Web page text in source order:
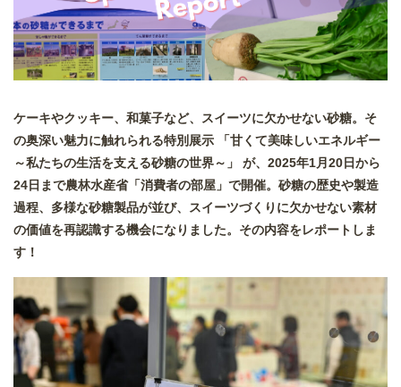
ケーキやクッキー、和菓子など、スイーツに欠かせない砂糖。そ
の奥深い魅力に触れられる特別展示 「甘くて美味しいエネルギー
～私たちの生活を支える砂糖の世界～」 が、2025年1月20日から
24日まで農林水産省「消費者の部屋」で開催。砂糖の歴史や製造
過程、多様な砂糖製品が並び、スイーツづくりに欠かせない素材
の価値を再認識する機会になりました。その内容をレポートしま
す！